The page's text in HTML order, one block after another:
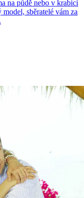
na půdě nebo v krabici
sběratelé vám za